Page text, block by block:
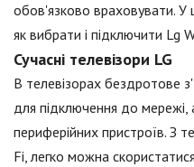
обов'язково враховувати. У
як вибрати і підключити Lg
Сучасні телевізори LG
В телевізорах бездротове
для підключення до мережі,
периферійних пристроїв. З
Fi, легко можна